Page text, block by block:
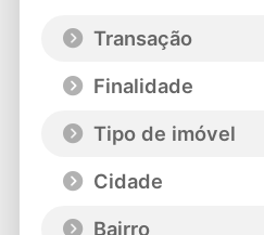
Transação
Finalidade
Tipo de imóvel
Cidade
Bairro